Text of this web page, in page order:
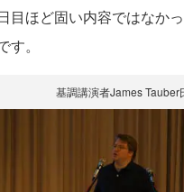
目ほど固い内容ではなか
。
基調講演者James Tauber